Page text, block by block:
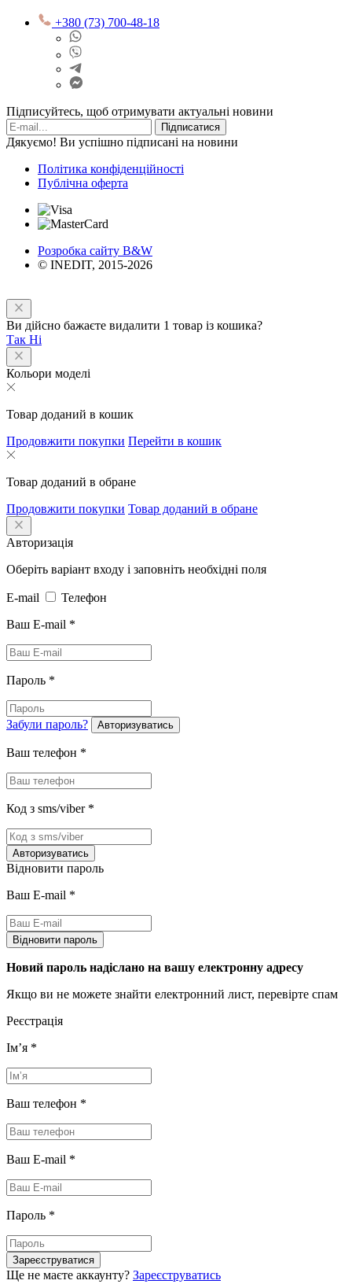
+380 (73) 700-48-18
Підписуйтесь, щоб отримувати актуальні новини
Підписатися
Дякуємо! Ви успішно підписані на новини
Політика конфіденційності
Публічна оферта
Розробка сайту B&W
© INEDIT, 2015-2026
Ви дійсно бажаєте видалити 1 товар із кошика?
Так Ні
Кольори моделі
Товар доданий в кошик
Продовжити покупки Перейти в кошик
Товар доданий в обране
Продовжити покупки Товар доданий в обране
Авторизація
Оберіть варіант входу і заповніть необхідні поля
E-mail
Телефон
Ваш E-mail *
Пароль *
Забули пароль? Авторизуватись
Ваш телефон *
Код з sms/viber *
Авторизуватись
Відновити пароль
Ваш E-mail *
Відновити пароль
Новий пароль надіслано на вашу електронну адресу
Якщо ви не можете знайти електронний лист, перевірте спам
Реєстрація
Імʼя *
Ваш телефон *
Ваш E-mail *
Пароль *
Зареєструватися
Ще не маєте аккаунту? Зареєструватись